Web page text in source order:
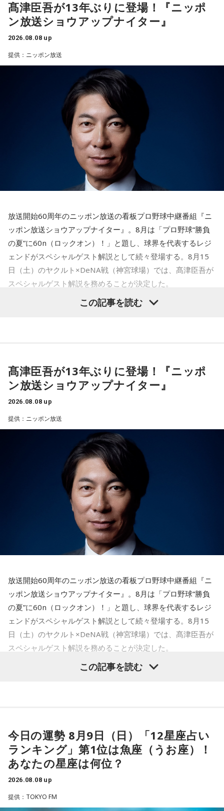
もしれません。勢いが吉と出ることも多いですが、一呼吸置
いて考える癖もつけてみて。
4．懐中電灯……本性は「冷静な神様!?」
限の場面でもパニックにならず、状況を一歩引いて見極める
冷静沈着なタイプ。感情に飲まれず、俯瞰して考えられるタ
イプです。ただ、いつも冷静すぎると近寄りがたく見られる
こともあるので、時には素直になってみましょう。
天使も悪魔も、どちらもあなたの一部。自分の中の両方を知
っておくことが、いざという時の本当の強さになるのかもし
■監修者プロフィール：蝶ちょ（ちょうちょ）
池袋占い館セレーネ所属。電話占いメルにも出演。第六感で
命、宿曜占星術でオーダーメイドの鑑定を手掛ける。転職、
結婚、離別など多くの経験から、今どう動くべきか悩む人に
寄り添いナビゲートする。
Webサイト： https://selene-uranai.com/
YouTube：https://www.youtube.com/@ataru-uranai
ました。
それは何でしたか？次の中から近いものを1つ選んでくださ
1． 鳩のぬいぐるみ
2． パスポートなどの身分証
3． 買ったばかりの乾電池
この心理テストでわかることは、追い詰められた時に出る、
あなたの「究極の裏の顔」です。
とっさに握りしめたものは、あなたが窮地で無意識に守ろう
とする「本当に大切なもの」を暗示しています。冷静ではい
られない極限の場面でこそ、普段は隠れているあなたの本性
鳩のぬいぐるみは「愛情」を暗示しています。あなたは追い
詰められても、自分より大切な誰かを思い浮かべる、利他的
なタイプ。窮地でこそ人にやさしくできる、あたたかい心の
持ち主です。ただ、自分を後回しにしすぎないよう気をつけ
てください。
2．身分証……本性は「したたかな悪魔」
身分証は「あなた自身の存在」を暗示しています。あなたは
窮地に立たされると、何よりまず自分を守り抜く、利己的な
乾電池は「内に秘めたエネルギー」を暗示しています。あな
たは追い詰められると、理屈より先に、その時の衝動でとっ
さに動く本能タイプ。ある意味では、いちばん人間らしいか
もしれません。勢いが吉と出ることも多いですが、一呼吸置
いて考える癖もつけてみて。
4．懐中電灯……本性は「冷静な神様!?」
懐中電灯は「今後の見通し」を暗示しています。あなたは極
限の場面でもパニックにならず、状況を一歩引いて見極める
冷静沈着なタイプ。感情に飲まれず、俯瞰して考えられるタ
イプです。ただ、いつも冷静すぎると近寄りがたく見られる
こともあるので、時には素直になってみましょう。
天使も悪魔も、どちらもあなたの一部。自分の中の両方を知
っておくことが、いざという時の本当の強さになるのかもし
■監修者プロフィール：蝶ちょ（ちょうちょ）
池袋占い館セレーネ所属。電話占いメルにも出演。第六感で
人の想いを捉える羅針盤ヒーラー。霊感タロット、四柱推
命、宿曜占星術でオーダーメイドの鑑定を手掛ける。転職、
結婚、離別など多くの経験から、今どう動くべきか悩む人に
寄り添いナビゲートする。
Webサイト：https://selene-uranai.com/
髙津臣吾が13年ぶりに登場！『ニッポ
ン放送ショウアップナイター』
2026.08.08 up
提供：ニッポン放送
放送開始60周年のニッポン放送の看板プロ野球中継番組『ニ
ッポン放送ショウアップナイター』。8月は「プロ野球“勝負
の夏”に60n（ロックオン）！」と題し、球界を代表するレジ
ェンドがスペシャルゲスト解説として続々登場する。8月15
日（土）のヤクルト×DeNA戦（神宮球場）では、髙津臣吾が
スペシャルゲスト解説を務めることが決定した。
シーズン、ヤクルトの監督を務め、前年最下位からの日本
一、球団初のリーグ連覇を成し遂げた。
選手としても指揮官としてもヤクルトが誇る球界のレジェン
ドといえる髙津が8月15日（土）に神宮球場で行われる「ヤ
クルト×DeNA」に『ニッポン放送ショウアップナイター』の
スペシャルゲスト解説として登場する。現役時代は『ニッポ
ン放送ショウアップナイター』の事前情報番組でレギュラー
出演コーナーを持つなど、ニッポン放送リスナーにはお馴染
みの髙津だが、『ニッポン放送ショウアップナイター』で解
説を務めるのは2013年以来、13年ぶりとなる。
ペナントレースも終盤に差し掛かり、古巣・ヤクルトにとっ
て勝負の夏となる神宮球場の一戦での髙津氏ならではの視点
『ニッポン放送ショウアップナイター』では、今後も60周年
のアニバーサリーイヤーにふさわしい球界のレジェンドたち
がスペシャルゲスト解説者として登場する。さらに、リスナ
ーにとって嬉しい夏の味覚や現金が当たるプレゼント企画も
実施する。
ペナントレース終盤の神宮球場、一つ一つのプレーの重みが
増す独特の緊張感を、ラジオを通じてお伝えできればと思い
ます。
この記事を読む
髙津臣吾が13年ぶりに登場！『ニッポ
ン放送ショウアップナイター』
2026.08.08 up
提供：ニッポン放送
放送開始60周年のニッポン放送の看板プロ野球中継番組『ニ
ッポン放送ショウアップナイター』。8月は「プロ野球“勝負
の夏”に60n（ロックオン）！」と題し、球界を代表するレジ
ェンドがスペシャルゲスト解説として続々登場する。8月15
日（土）のヤクルト×DeNA戦（神宮球場）では、髙津臣吾が
スペシャルゲスト解説を務めることが決定した。
シーズン、ヤクルトの監督を務め、前年最下位からの日本
一、球団初のリーグ連覇を成し遂げた。
選手としても指揮官としてもヤクルトが誇る球界のレジェン
ドといえる髙津が8月15日（土）に神宮球場で行われる「ヤ
クルト×DeNA」に『ニッポン放送ショウアップナイター』の
この記事を読む
今日の運勢 8月9日（日）「12星座占い
ランキング」第1位は魚座（うお座）！
あなたの星座は何位？
2026.08.08 up
提供：TOKYO FM